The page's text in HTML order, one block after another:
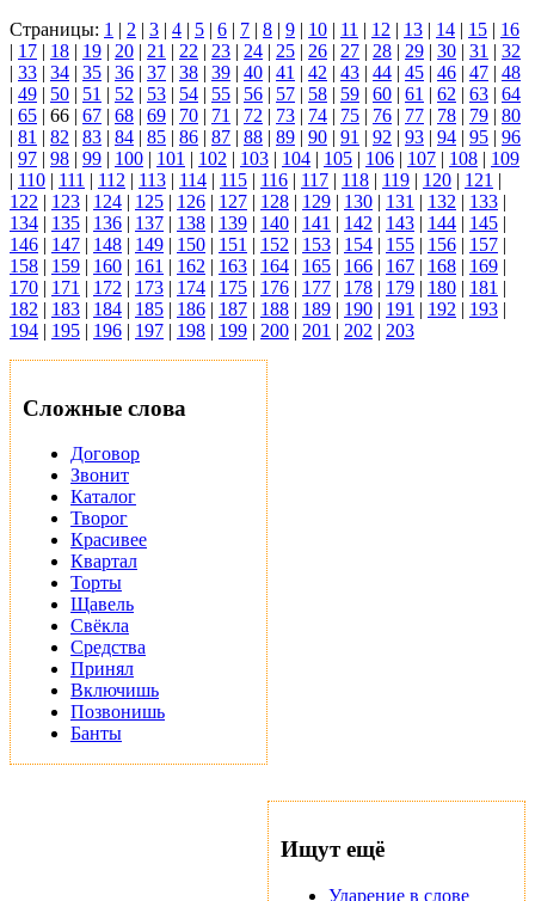
Страницы: 1 | 2 | 3 | 4 | 5 | 6 | 7 | 8 | 9 | 10 | 11 | 12 | 13 | 14 | 15 | 16
| 17 | 18 | 19 | 20 | 21 | 22 | 23 | 24 | 25 | 26 | 27 | 28 | 29 | 30 | 31 | 32
| 33 | 34 | 35 | 36 | 37 | 38 | 39 | 40 | 41 | 42 | 43 | 44 | 45 | 46 | 47 | 48
| 49 | 50 | 51 | 52 | 53 | 54 | 55 | 56 | 57 | 58 | 59 | 60 | 61 | 62 | 63 | 64
| 65 | 66 | 67 | 68 | 69 | 70 | 71 | 72 | 73 | 74 | 75 | 76 | 77 | 78 | 79 | 80
| 81 | 82 | 83 | 84 | 85 | 86 | 87 | 88 | 89 | 90 | 91 | 92 | 93 | 94 | 95 | 96
| 97 | 98 | 99 | 100 | 101 | 102 | 103 | 104 | 105 | 106 | 107 | 108 | 109
| 110 | 111 | 112 | 113 | 114 | 115 | 116 | 117 | 118 | 119 | 120 | 121 |
122 | 123 | 124 | 125 | 126 | 127 | 128 | 129 | 130 | 131 | 132 | 133 |
134 | 135 | 136 | 137 | 138 | 139 | 140 | 141 | 142 | 143 | 144 | 145 |
146 | 147 | 148 | 149 | 150 | 151 | 152 | 153 | 154 | 155 | 156 | 157 |
158 | 159 | 160 | 161 | 162 | 163 | 164 | 165 | 166 | 167 | 168 | 169 |
170 | 171 | 172 | 173 | 174 | 175 | 176 | 177 | 178 | 179 | 180 | 181 |
182 | 183 | 184 | 185 | 186 | 187 | 188 | 189 | 190 | 191 | 192 | 193 |
194 | 195 | 196 | 197 | 198 | 199 | 200 | 201 | 202 | 203
Сложные слова
Договор
Звонит
Каталог
Творог
Красивее
Квартал
Торты
Щавель
Свёкла
Средства
Принял
Включишь
Позвонишь
Банты
Ищут ещё
Ударение в слове